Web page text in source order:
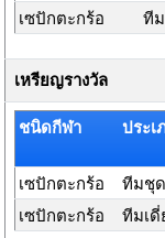
เซปักตะกร้อ
ที
เหรียญรางวัล
ชนิดกีฬา ประเ
เซปักตะกร้อ ทีมชุ
เซปักตะกร้อ
ทีมเ